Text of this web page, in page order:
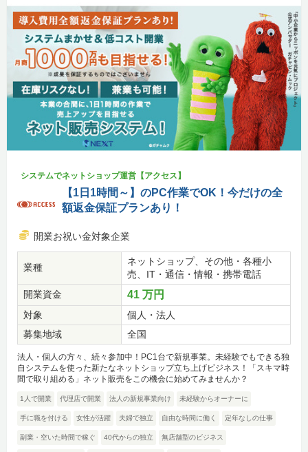
システムでネットショップ運営【アクセス】
【1日1時間～】のPC作業でOK！今だけの全
額返金保証プランあり！
開業お祝い金対象企業
業種
ネットショップ、その他・各種小
売、IT・通信・情報・携帯電話
開業資金
41 万円
対象
個人・法人
募集地域
全国
法人・個人の方々、続々参加中！PC1台で新規事業。未経験でもできる独
自システムを使った新たなネットショップ立ち上げビジネス！「スキマ時
間で取り組める」ネット販売をこの機会に始めてみませんか？
1人で開業 代理店で開業 法人の新規事業向け 未経験からオーナーに
手に職を付ける 女性が活躍 夫婦で独立 自由な時間に働く 定年なしの仕事
副業・空いた時間で稼ぐ 40代からの独立 無店舗型のビジネス